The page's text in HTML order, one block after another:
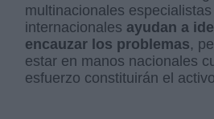
multinacionales
internacionales ayudan a
encauzar los problemas,
estar en manos nacionales
esfuerzo constituirán el